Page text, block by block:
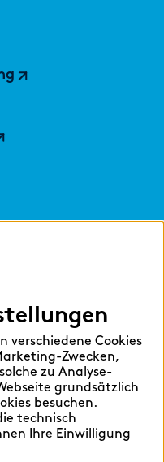
verschiedene Cookies
Zwecken,
zu Analyse-
grundsätzlich
besuchen.
technisch
Ihre Einwilligung